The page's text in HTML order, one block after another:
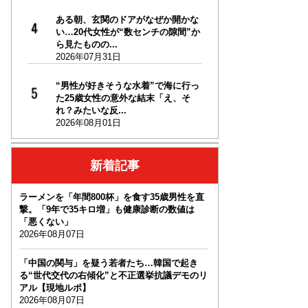
ある朝、玄関のドアがなぜか開かな
い…20代女性が“数センチの隙間”か
ら見たものの...
2026年07月31日
“男性が好きそうな水着”で海に行っ
た25歳女性の意外な結末「え、そ
れ？みたいな反...
2026年08月01日
新着記事
ラーメンを「年間800杯」を食す35歳男性を直
撃。「9年で35キロ増」も健康診断の数値は
「悪くない」
2026年08月07日
「中国の関与」を疑う若者たち…韓国で起き
る“世代交代の右傾化”と不正選挙抗議デモのリ
アル【現地ルポ】
2026年08月07日